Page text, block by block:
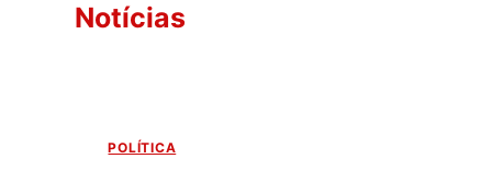
Notícias
POLÍTICA